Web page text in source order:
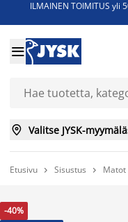
ILMAINEN TOIMITUS yli

 Valitse JYSK-
Etusivu  Sisustus  Matot
-40%